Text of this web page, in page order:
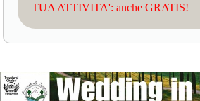
TUA ATTIVITA': anche GRATIS!